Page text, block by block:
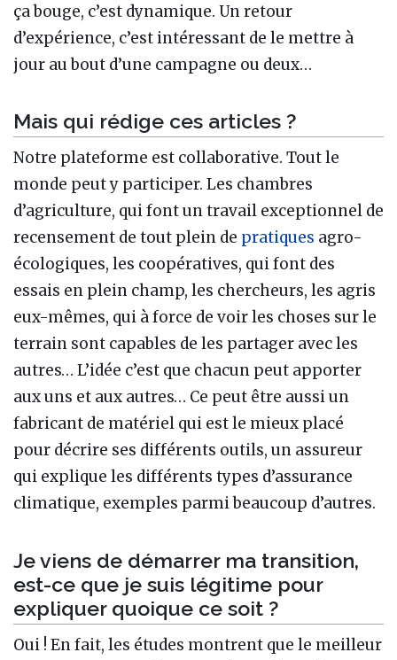
ça bouge, c’est dynamique. Un retour
d’expérience, c’est intéressant de le mettre à
jour au bout d’une campagne ou deux…
Mais qui rédige ces articles ?
Notre plateforme est collaborative. Tout le
monde peut y participer. Les chambres
d’agriculture, qui font un travail exceptionnel de
recensement de tout plein de pratiques agro-
écologiques, les coopératives, qui font des
essais en plein champ, les chercheurs, les agris
eux-mêmes, qui à force de voir les choses sur le
terrain sont capables de les partager avec les
autres… L’idée c’est que chacun peut apporter
aux uns et aux autres… Ce peut être aussi un
fabricant de matériel qui est le mieux placé
pour décrire ses différents outils, un assureur
qui explique les différents types d’assurance
climatique, exemples parmi beaucoup d’autres.
Je viens de démarrer ma transition,
est-ce que je suis légitime pour
expliquer quoique ce soit ?
Oui ! En fait, les études montrent que le meilleur